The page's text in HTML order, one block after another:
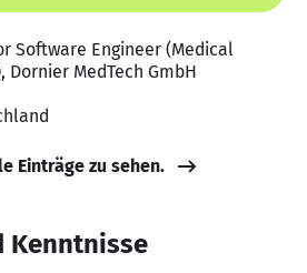
Software Engineer (Medical
Dornier MedTech GmbH
Einträge zu sehen.
Kenntnisse